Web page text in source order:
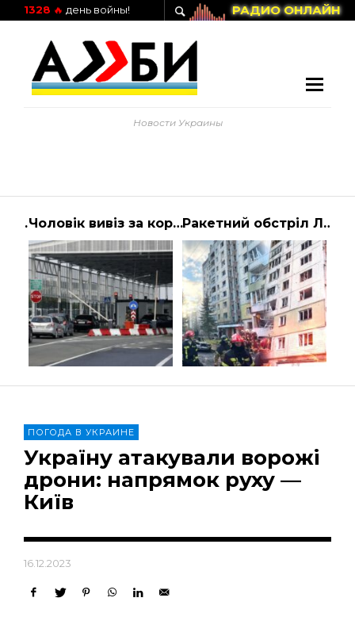
РАДИО ОНЛАЙН
1328 🔥 день войны!
Новости Украины
Полицейский батальона Луганск-1 Леонид Овдиюк награжден медалью За отвагу в службе | Алиби Чоловік вивіз за кордон 14 ухильників, які втекли перед мобілізацією: що придумав і чи покарали? Ракетний обстріл Львова 29 грудня
ПОГОДА В УКРАИНЕ
Україну атакували ворожі
дрони: напрямок руху —
Київ
16.12.2023